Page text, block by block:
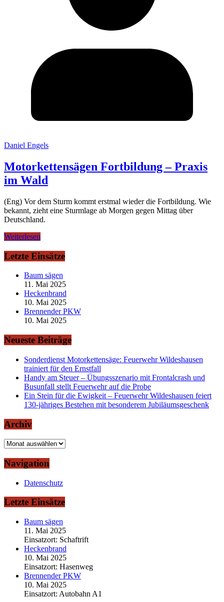
Daniel Engels
Motorkettensägen Fortbildung – Praxis
im Wald
(Eng) Vor dem Sturm kommt erstmal wieder die Fortbildung. Wie
bekannt, zieht eine Sturmlage ab Morgen gegen Mittag über
Deutschland.
Weiterlesen
Letzte Einsätze
Baum sägen
11. Mai 2025
Heckenbrand
10. Mai 2025
Brennender PKW
10. Mai 2025
Neueste Beiträge
Sonderdienst Motorkettensäge: Feuerwehr Wildeshausen
trainiert für den Ernstfall
Handy am Steuer – Übungsszenario mit Frontalcrash und
Busunfall stellt Feuerwehr auf die Probe
Ein Stein für die Ewigkeit – Feuerwehr Wildeshausen feiert
130-jähriges Bestehen mit besonderem Jubiläumsgeschenk
Archiv
Archiv
Navigation
Datenschutz
Letzte Einsätze
Baum sägen
11. Mai 2025
Einsatzort: Schaftrift
Heckenbrand
10. Mai 2025
Einsatzort: Hasenweg
Brennender PKW
10. Mai 2025
Einsatzort: Autobahn A1